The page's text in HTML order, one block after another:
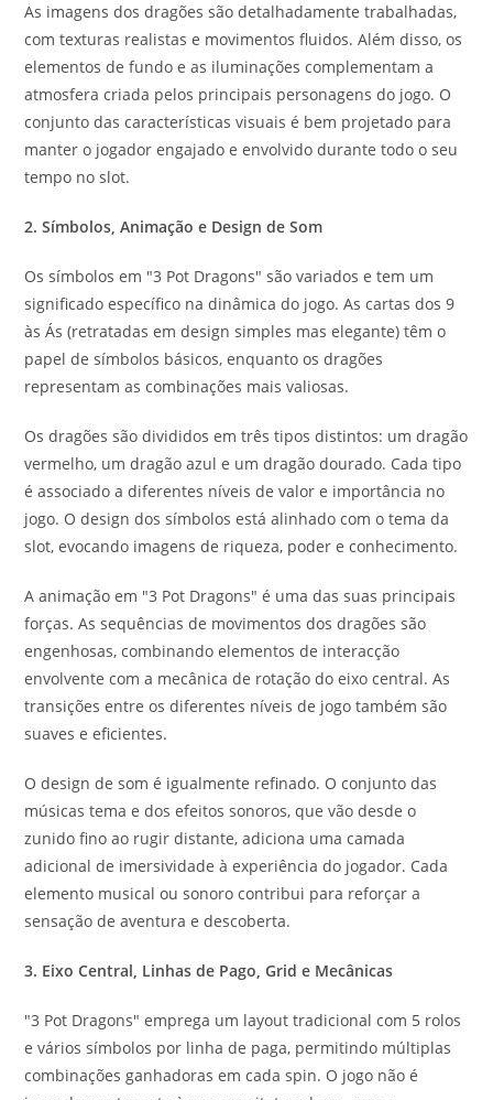
As imagens dos dragões são detalhadamente trabalhadas,
com texturas realistas e movimentos fluidos. Além disso, os
elementos de fundo e as iluminações complementam a
atmosfera criada pelos principais personagens do jogo. O
conjunto das características visuais é bem projetado para
manter o jogador engajado e envolvido durante todo o seu
tempo no slot.
2. Símbolos, Animação e Design de Som
Os símbolos em "3 Pot Dragons" são variados e tem um
significado específico na dinâmica do jogo. As cartas dos 9
às Ás (retratadas em design simples mas elegante) têm o
papel de símbolos básicos, enquanto os dragões
representam as combinações mais valiosas.
Os dragões são divididos em três tipos distintos: um dragão
vermelho, um dragão azul e um dragão dourado. Cada tipo
é associado a diferentes níveis de valor e importância no
jogo. O design dos símbolos está alinhado com o tema da
slot, evocando imagens de riqueza, poder e conhecimento.
A animação em "3 Pot Dragons" é uma das suas principais
forças. As sequências de movimentos dos dragões são
engenhosas, combinando elementos de interacção
envolvente com a mecânica de rotação do eixo central. As
transições entre os diferentes níveis de jogo também são
suaves e eficientes.
O design de som é igualmente refinado. O conjunto das
músicas tema e dos efeitos sonoros, que vão desde o
zunido fino ao rugir distante, adiciona uma camada
adicional de imersividade à experiência do jogador. Cada
elemento musical ou sonoro contribui para reforçar a
sensação de aventura e descoberta.
3. Eixo Central, Linhas de Pago, Grid e Mecânicas
"3 Pot Dragons" emprega um layout tradicional com 5 rolos
e vários símbolos por linha de paga, permitindo múltiplas
combinações ganhadoras em cada spin. O jogo não é